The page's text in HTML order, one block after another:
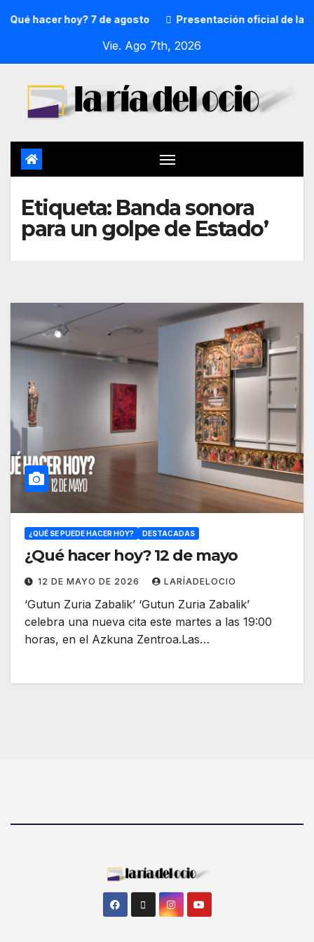
hacer hoy? 7 de agosto Presentación oficial de la
Vie. Ago 7th, 2026
Etiqueta: Banda sonora
para un golpe de Estado’
¿QUÉ SE PUEDE HACER HOY? DESTACADAS
¿Qué hacer hoy? 12 de mayo
12 DE MAYO DE 2026 LARÍADELOCIO
‘Gutun Zuria Zabalik’ ‘Gutun Zuria Zabalik’
celebra una nueva cita este martes a las 19:00
horas, en el Azkuna Zentroa.Las…